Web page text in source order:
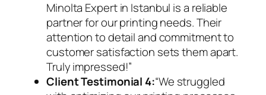
Minolta Expert in Istanbul is a reliable
partner for our printing needs. Their
attention to detail and commitment to
customer satisfaction sets them apart.
Truly impressed!”
Client Testimonial 4:“We struggled